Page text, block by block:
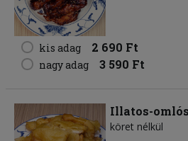
kis adag 2 690 Ft
nagy adag 3 590 Ft
Illatos-
köret nélkül